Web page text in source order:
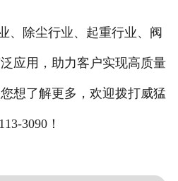
、除尘行业、起重行业、阀
应用，助力客户实现高质量
想了解更多，欢迎拨打威猛
3090！